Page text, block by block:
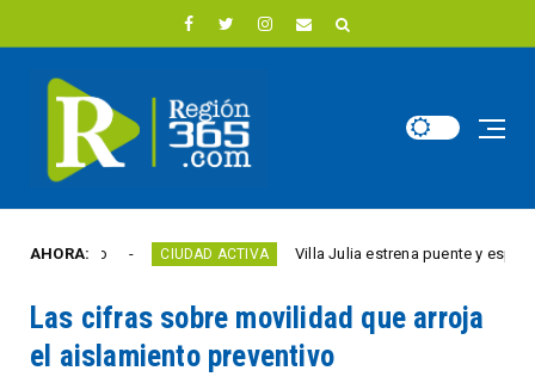
AHORA:
año CIUDAD ACTIVA Villa Julia estrena puente y espacios
Las cifras sobre movilidad que arroja
el aislamiento preventivo